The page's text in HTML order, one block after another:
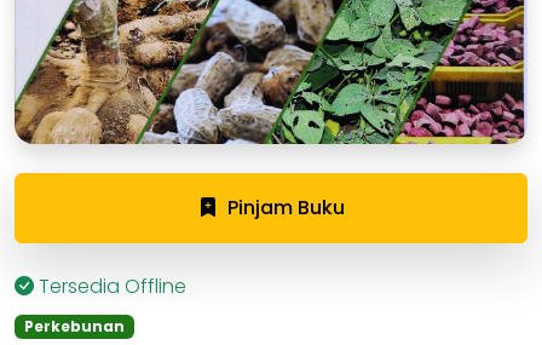
Pinjam Buku
Tersedia Offline
Perkebunan